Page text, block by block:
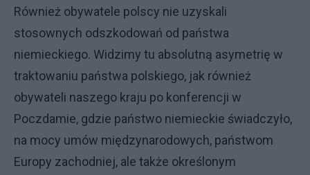
Również obywatele polscy nie uzyskali
stosownych odszkodowań od państwa
niemieckiego. Widzimy tu absolutną asymetrię w
traktowaniu państwa polskiego, jak również
obywateli naszego kraju po konferencji w
Poczdamie, gdzie państwo niemieckie świadczyło,
na mocy umów międzynarodowych, państwom
Europy zachodniej, ale także określonym